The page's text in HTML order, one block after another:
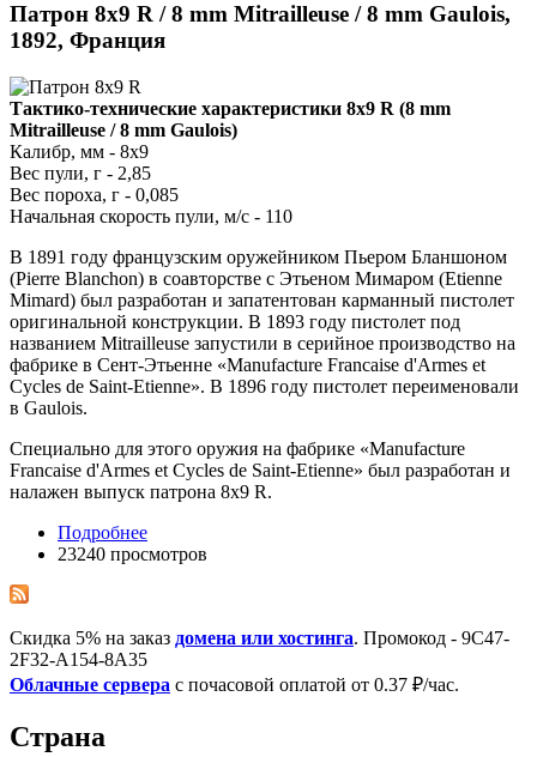
Патрон 8x9 R / 8 mm Mitrailleuse / 8 mm Gaulois,
1892, Франция
Тактико-технические характеристики 8x9 R (8 mm
Mitrailleuse / 8 mm Gaulois)
Калибр, мм - 8x9
Вес пули, г - 2,85
Вес пороха, г - 0,085
Начальная скорость пули, м/с - 110
В 1891 году французским оружейником Пьером Бланшоном
(Pierre Blanchon) в соавторстве с Этьеном Мимаром (Etienne
Mimard) был разработан и запатентован карманный пистолет
оригинальной конструкции. В 1893 году пистолет под
названием Mitrailleuse запустили в серийное производство на
фабрике в Сент-Этьенне «Manufacture Francaise d'Armes et
Cycles de Saint-Etienne». В 1896 году пистолет переименовали
в Gaulois.
Специально для этого оружия на фабрике «Manufacture
Francaise d'Armes et Cycles de Saint-Etienne» был разработан и
налажен выпуск патрона 8x9 R.
Подробнее
23240 просмотров
Скидка 5% на заказ домена или хостинга. Промокод - 9C47-
2F32-A154-8A35
Облачные сервера с почасовой оплатой от 0.37 ₽/час.
Страна